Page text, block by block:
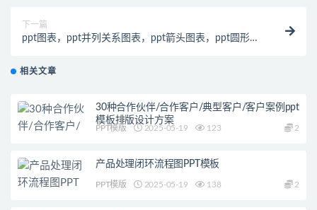
下一篇
ppt图表，ppt并列关系图表，ppt箭头图表，ppt圆形图
相关文章
30种合作伙伴/合作客户/典型客户/客户案例ppt
模板排版设计方案
PPT模版 2025-05-19 123 2
产品处理闭环流程图PPT模板
PPT模版 2025-05-19 138 2